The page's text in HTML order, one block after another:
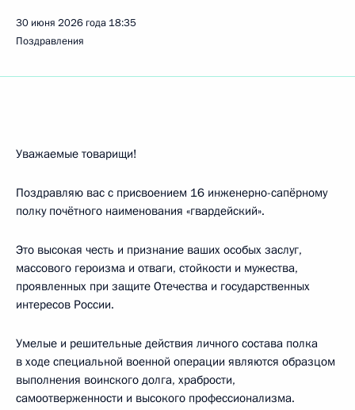
30 июня 2026 года 18:35
Поздравления
Уважаемые товарищи!
Поздравляю вас с присвоением 16 инженерно-сапёрному
полку почётного наименования «гвардейский».
Это высокая честь и признание ваших особых заслуг,
массового героизма и отваги, стойкости и мужества,
проявленных при защите Отечества и государственных
интересов России.
Умелые и решительные действия личного состава полка
в ходе специальной военной операции являются образцом
выполнения воинского долга, храбрости,
самоотверженности и высокого профессионализма.